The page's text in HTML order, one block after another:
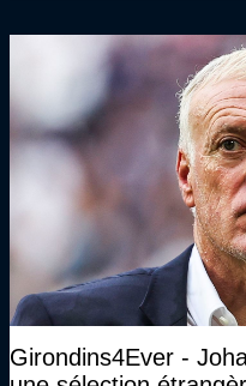
Girondins4Ever -